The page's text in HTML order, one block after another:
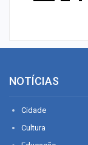
NOTÍCIAS
Cidade
Cultura